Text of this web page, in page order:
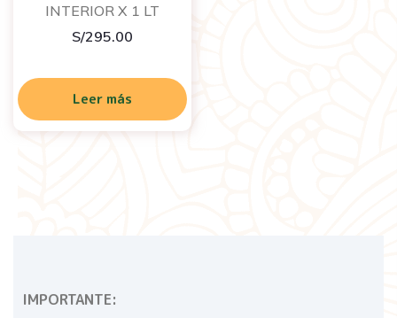
INTERIOR X 1 LT
S/295.00
Leer más
IMPORTANTE: